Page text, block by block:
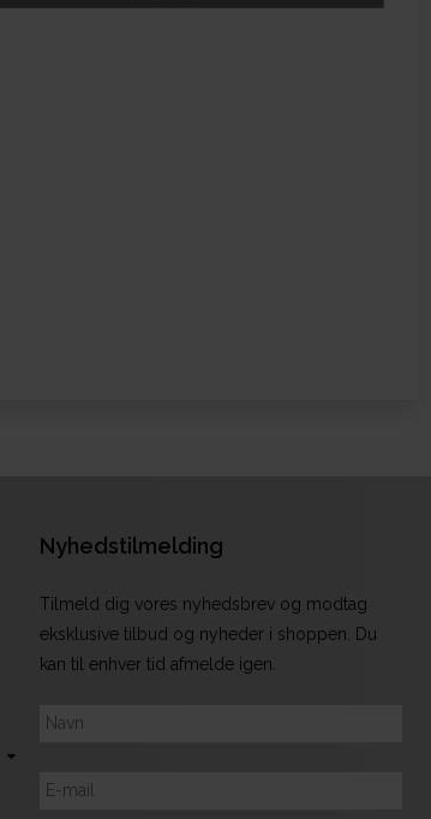
Nyhedstilmelding
Tilmeld dig vores nyhedsbrev og modtag
eksklusive tilbud og nyheder i shoppen. Du
kan til enhver tid afmelde igen.